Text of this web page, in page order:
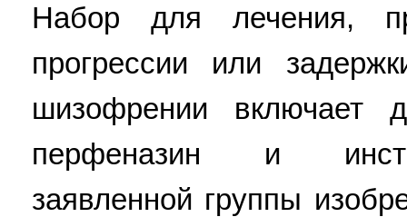
Набор для лечения,
прогрессии или
шизофрении включает
перфеназин и
заявленной группы